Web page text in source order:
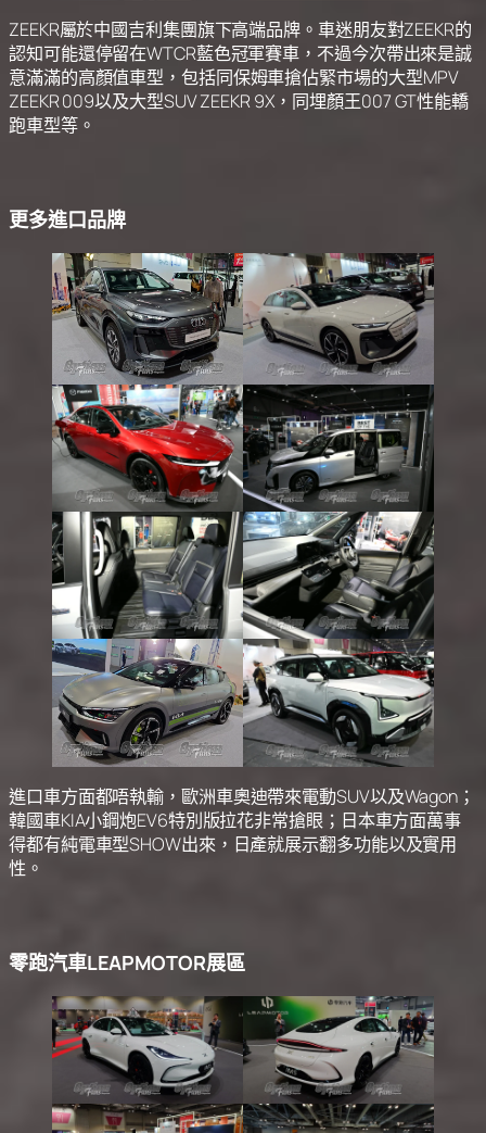
ZEEKR屬於中國吉利集團旗下高端品牌。車迷朋友對ZEEKR的
認知可能還停留在WTCR藍色冠軍賽車，不過今次帶出來是誠
意滿滿的高顏值車型，包括同保姆車搶佔緊市場的大型MPV
ZEEKR 009以及大型SUV ZEEKR 9X，同埋顏王007 GT性能轎
跑車型等。
更多進口品牌
進口車方面都唔執輸，歐洲車奧迪帶來電動SUV以及Wagon；
韓國車KIA小鋼炮EV6特別版拉花非常搶眼；日本車方面萬事
得都有純電車型SHOW出來，日產就展示翻多功能以及實用
性。
零跑汽車LEAPMOTOR展區